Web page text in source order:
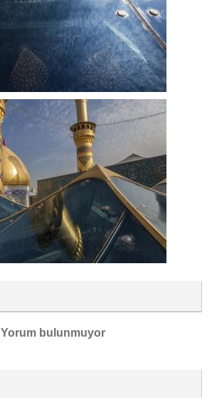
Yorum bulunmuyor